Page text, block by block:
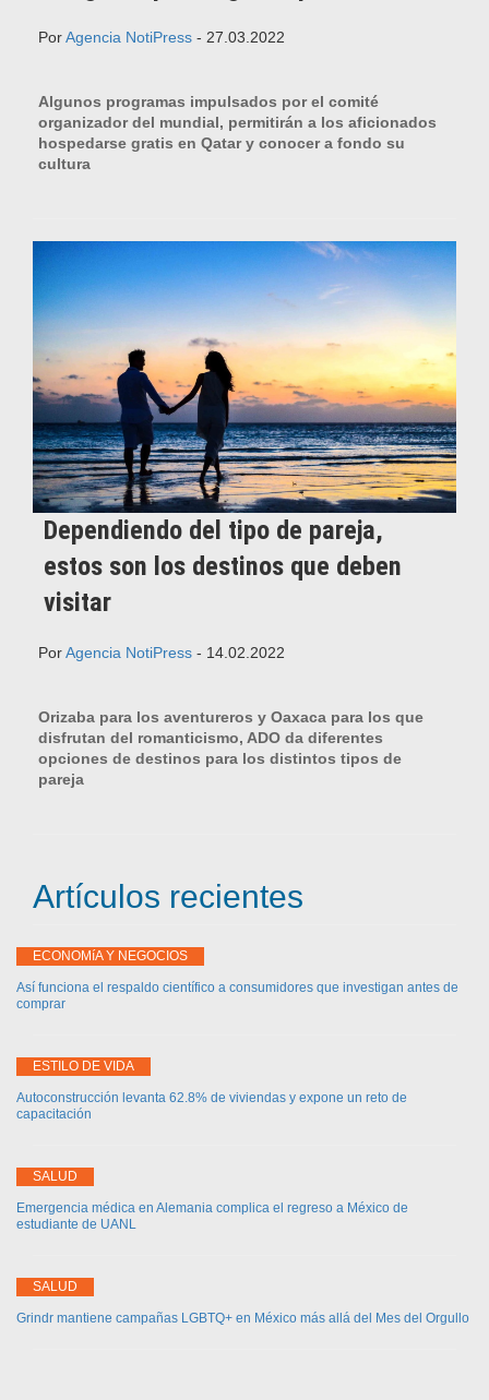
PorAgencia NotiPress - 27.03.2022
Algunos programas impulsados por el comité
organizador del mundial, permitirán a los aficionados
hospedarse gratis en Qatar y conocer a fondo su
cultura
Dependiendo del tipo de pareja,
estos son los destinos que deben
visitar
PorAgencia NotiPress - 14.02.2022
Orizaba para los aventureros y Oaxaca para los que
disfrutan del romanticismo, ADO da diferentes
opciones de destinos para los distintos tipos de
pareja
Artículos recientes
ECONOMíA Y NEGOCIOS
Así funciona el respaldo científico a consumidores que investigan antes de
comprar
ESTILO DE VIDA
Autoconstrucción levanta 62.8% de viviendas y expone un reto de
capacitación
SALUD
Emergencia médica en Alemania complica el regreso a México de
estudiante de UANL
SALUD
Grindr mantiene campañas LGBTQ+ en México más allá del Mes del Orgullo